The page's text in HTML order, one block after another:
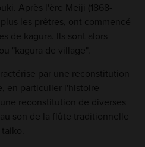
Après l'ère Meiji (1868-
les prêtres, ont commencé
de kagura. Ils sont alors
"kagura de village".
par une reconstitution
en particulier l'histoire
reconstitution de diverses
son de la flûte traditionnelle